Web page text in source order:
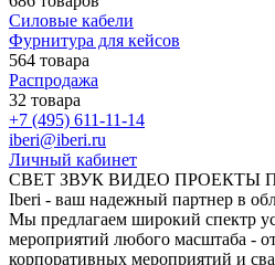
Силовые кабели
Фурнитура для кейсов
564 товара
Распродажа
32 товара
+7 (495) 611-11-14
iberi@iberi.ru
Личный кабинет
СВЕТ ЗВУК ВИДЕО ПРОЕКТЫ
Iberi - ваш надежный партнер в
Мы предлагаем широкий спектр
мероприятий любого масштаба -
корпоративных мероприятий и